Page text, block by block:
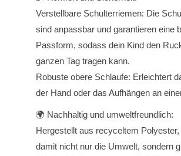
Verstellbare Schulterriemen: Die
sind anpassbar und garantieren eine
Passform, sodass dein Kind den
ganzen Tag tragen kann.
Robuste obere Schlaufe: Erleichtert
der Hand oder das Aufhängen an
🌍 Nachhaltig und umweltfreundlich:
Hergestellt aus recyceltem
damit nicht nur die Umwelt, sondern